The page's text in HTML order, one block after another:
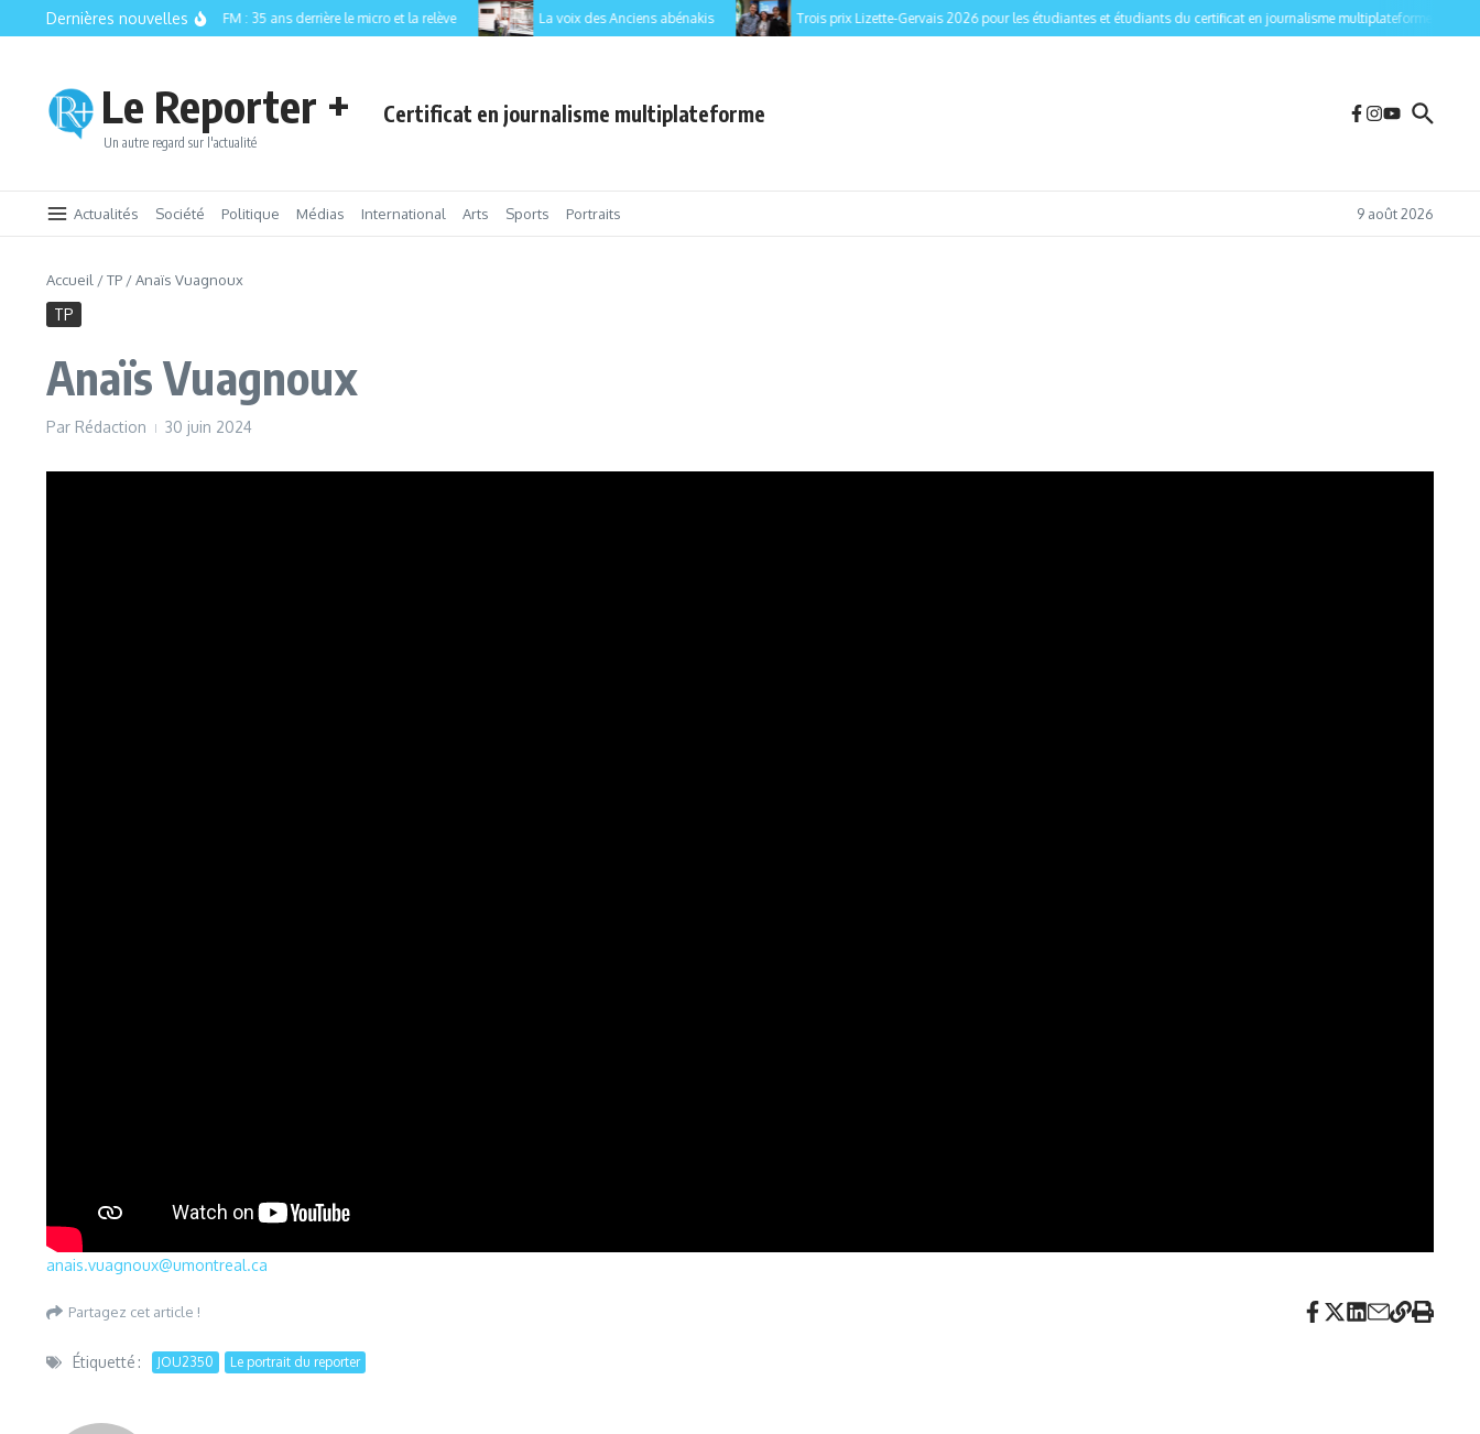
Aller au contenu
Dernières nouvellesCISM 89.3 FM : 35 ans derrière le micro et la relève La voix des Anciens abénakis Trois prix Lizette-Gervais 2026 pour les étudiantes et étudiants du certificat en journalisme multiplateforme de
Le Reporter +
Un autre regard sur l'actualité
Certificat en journalisme multiplateforme
Actualités Société Politique Médias International Arts Sports Portraits 9 août 2026
Accueil /TP /Anaïs Vuagnoux
TP
Anaïs Vuagnoux
Par Rédaction 30 juin 2024
anais.vuagnoux@umontreal.ca
Partagez cet article !
Étiquetté : JOU2350 Le portrait du reporter